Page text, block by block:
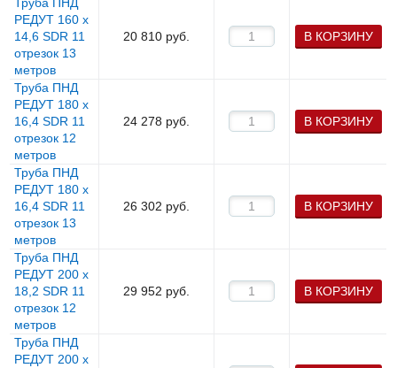
Труба ПНД
РЕДУТ 160 х
14,6 SDR 11
отрезок 13
метров
20 810 руб. В КОРЗИНУ
Труба ПНД
РЕДУТ 180 х
16,4 SDR 11
отрезок 12
метров
24 278 руб. В КОРЗИНУ
Труба ПНД
РЕДУТ 180 х
16,4 SDR 11
отрезок 13
метров
26 302 руб. В КОРЗИНУ
Труба ПНД
РЕДУТ 200 х
18,2 SDR 11
отрезок 12
метров
29 952 руб. В КОРЗИНУ
Труба ПНД
РЕДУТ 200 х